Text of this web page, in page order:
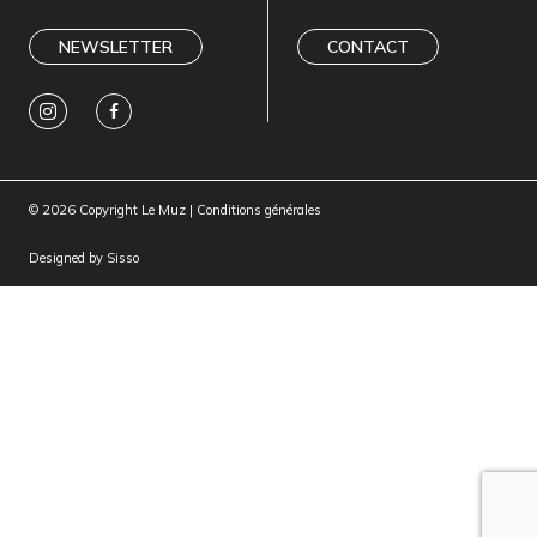
Tracteur rouge et noir
Mamoeiro 1
Jacaranda Mimoso,
NEWSLETTER CONTACT
© 2026 Copyright Le Muz | Conditions générales
Designed by Sisso